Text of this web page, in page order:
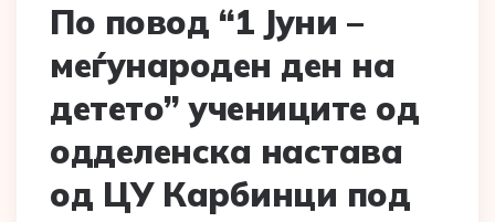
По повод “1 Јуни –
меѓународен ден на
детето” учениците од
одделенска настава
од ЦУ Карбинци под